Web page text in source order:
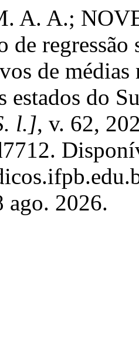
A. A.;
de regressão
de
estados do
l.], v. 62,
ago. 2026.